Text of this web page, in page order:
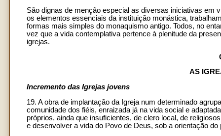
São dignas de menção especial as diversas iniciativas em
os elementos essenciais da instituição monástica,
formas mais simples do monaquismo antigo. Todos, no
vez que a vida contemplativa pertence à plenitude da
igrejas.
AS
Incremento das Igrejas jovens
19. A obra de implantação da Igreja num determinado
comunidade dos fiéis, enraizada já na vida social e
próprios, ainda que insuficientes, de clero local, de
e desenvolver a vida do Povo de Deus, sob a orientação do